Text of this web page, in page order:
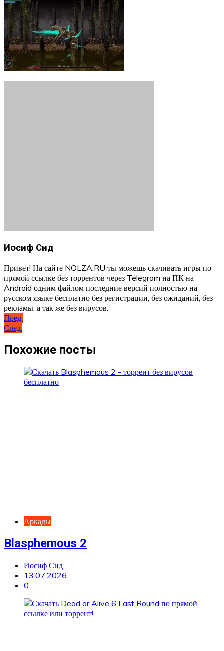
Иосиф Сид
Привет! На сайте NOLZA.RU ты можешь скачивать игры по
прямой ссылке без торрентов через Telegram на ПК на
Android одним файлом последние версий полностью на
русском языке бесплатно без регистрации, без ожиданий, без
рекламы, а так же без вирусов.
Навигация
по
записям
Пред.
След.
Похожие посты
Аркады
Blasphemous 2
Иосиф Сид
13.07.2026
0